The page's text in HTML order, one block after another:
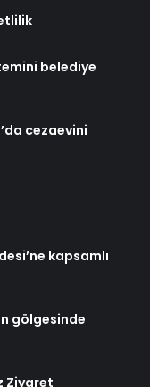
belediye
cezaevini
kapsamlı
gölgesinde
Ziyaret